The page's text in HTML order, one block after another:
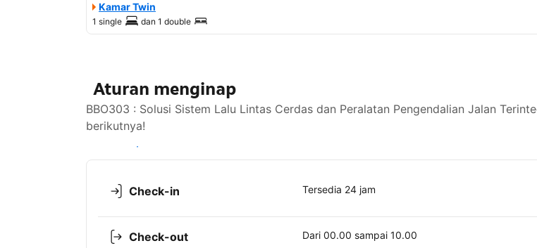
Kamar Twin
1 single dan 1 double
Aturan menginap
BBO303 : Solusi Sistem Lalu Lintas Cerdas dan Peralatan Pengendalian Jalan
berikutnya!
Lihat ketersediaan
Check-in Tersedia 24 jam
Check-out Dari 00.00 sampai 10.00